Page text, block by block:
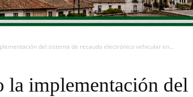
del sistema de recaudo electrónico vehicular en...
la implementación del